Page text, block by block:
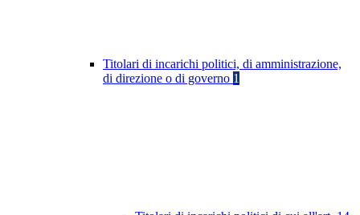
Titolari di incarichi politici, di amministrazione,
di direzione o di governo 1